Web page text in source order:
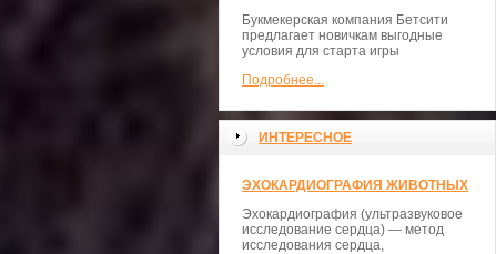
Букмекерская компания Бетсити
предлагает новичкам выгодные
условия для старта игры
Подробнее...
ИНТЕРЕСНОЕ
ЭХОКАРДИОГРАФИЯ ЖИВОТНЫХ
Эхокардиография (ультразвуковое
исследование сердца) — метод
исследования сердца,